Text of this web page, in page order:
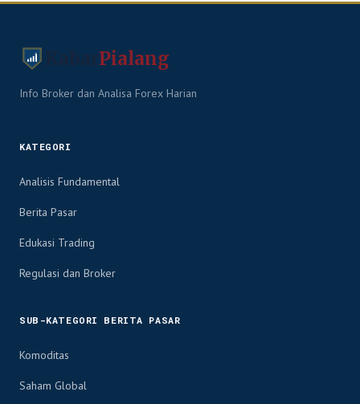
Pialang
Info Broker dan Analisa Forex Harian
KATEGORI
Analisis Fundamental
Berita Pasar
Edukasi Trading
Regulasi dan Broker
SUB-KATEGORI BERITA PASAR
Komoditas
Saham Global